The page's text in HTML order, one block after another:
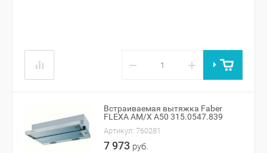
− +
Встраиваемая вытяжка Faber
FLEXA AM/X A50 315.0547.839
Артикул: 760281
7 973 руб.